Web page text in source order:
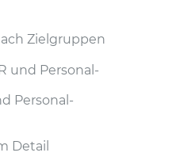
Zielgruppen
und Personal­
Personal­
Detail